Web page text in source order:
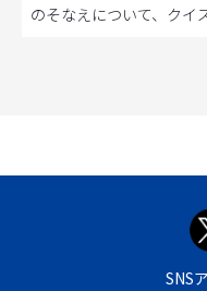
のそなえについて、クイ
SNS